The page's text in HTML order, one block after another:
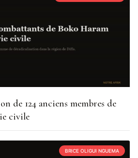
de 124 anciens membres de
civile
BRICE OLIGUI NGUEMA